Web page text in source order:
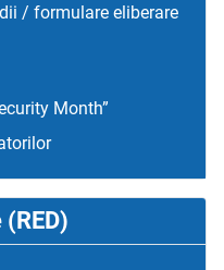
/ formulare eliberare
Month”